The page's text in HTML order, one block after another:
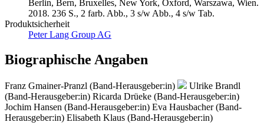
Berlin, Bern, Bruxelles, New York, Oxford, Warszawa, Wien.
2018. 236 S., 2 farb. Abb., 3 s/w Abb., 4 s/w Tab.
Produktsicherheit
Peter Lang Group AG
Biographische Angaben
Franz Gmainer-Pranzl (Band-Herausgeber:in)
Ulrike Brandl
(Band-Herausgeber:in) Ricarda Drüeke (Band-Herausgeber:in)
Jochim Hansen (Band-Herausgeber:in) Eva Hausbacher (Band-
Herausgeber:in) Elisabeth Klaus (Band-Herausgeber:in)